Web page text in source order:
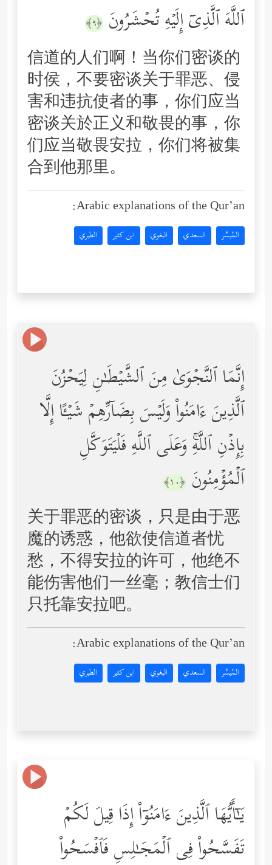
ٱللَّهَ ٱلَّذِیۤ إِلَیۡهِ تُحۡشَرُونَ ﴿٩﴾
信道的人们啊！当你们密谈的
时侯，不要密谈关于罪恶、侵
害和违抗使者的事，你们应当
密谈关於正义和敬畏的事，你
们应当敬畏安拉，你们将被集
合到他那里。
Arabic explanations of the Qur’an:
المُيسَّر السعدي البغوي ابن كثير الطبري
إِنَّمَا ٱلنَّجۡوَىٰ مِنَ ٱلشَّیۡطَـٰنِ لِیَحۡزُنَ
ٱلَّذِینَ ءَامَنُواْ وَلَیۡسَ بِضَاۤرِّهِمۡ شَیۡـًٔا إِلَّا
بِإِذۡنِ ٱللَّهِۚ وَعَلَى ٱللَّهِ فَلۡیَتَوَكَّلِ
ٱلۡمُؤۡمِنُونَ ﴿١٠﴾
关于罪恶的密谈，只是由于恶
魔的诱惑，他欲使信道者忧
愁，不得安拉的许可，他绝不
能伤害他们一丝毫；教信士们
只托靠安拉吧。
Arabic explanations of the Qur’an:
المُيسَّر السعدي البغوي ابن كثير الطبري
یَـٰۤأَیُّهَا ٱلَّذِینَ ءَامَنُوۤاْ إِذَا قِیلَ لَكُمۡ
تَفَسَّحُواْ فِی ٱلۡمَجَـٰلِسِ فَٱفۡسَحُواْ